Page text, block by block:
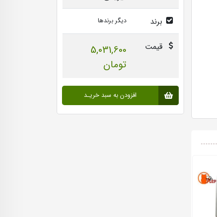
برند دیگر برندها
قیمت
5,031,600
تومان
افزودن به سبد خریـد